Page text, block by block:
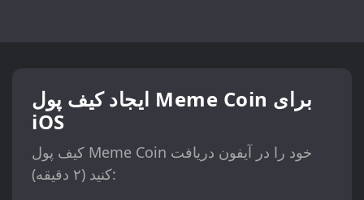
ایجاد کیف پول Meme Coin برای
iOS
کیف پول Meme Coin خود را در آیفون دریافت
کنید (۲ دقیقه):